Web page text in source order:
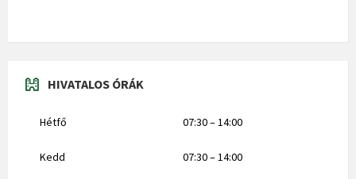
HIVATALOS ÓRÁK
Hétfő 07:30 – 14:00
Kedd 07:30 – 14:00